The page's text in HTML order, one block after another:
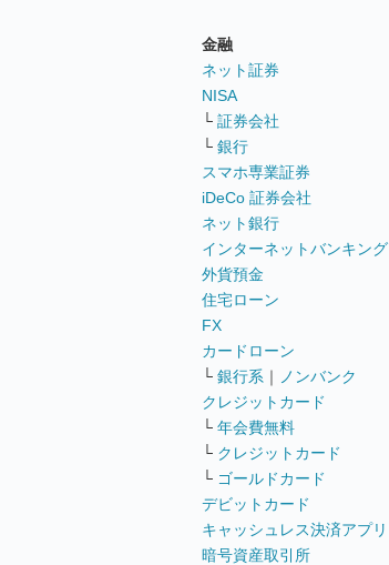
金融
ネット証券
NISA
└ 証券会社
└ 銀行
スマホ専業証券
iDeCo 証券会社
ネット銀行
インターネットバンキング
外貨預金
住宅ローン
FX
カードローン
└ 銀行系 ｜
ノンバンク
クレジットカード
└ 年会費無料
└ クレジットカード
└ ゴールドカード
デビットカード
キャッシュレス決済アプリ
暗号資産取引所